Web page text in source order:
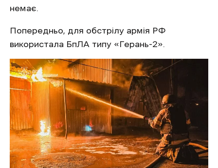
немає.
Попередньо, для обстрілу армія РФ
використала БпЛА типу «Герань-2».